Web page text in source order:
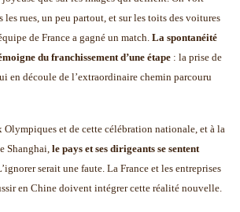
les rues, un peu partout, et sur les toits des voitures
de France a gagné un match. La spontanéité
du franchissement d’une étape : la prise de
en découle de l’extraordinaire chemin parcouru
Olympiques et de cette célébration nationale, et à la
Shanghai, le pays et ses dirigeants se sentent
serait une faute. La France et les entreprises
en Chine doivent intégrer cette réalité nouvelle.